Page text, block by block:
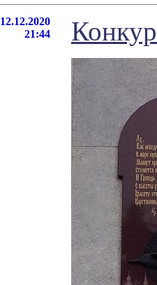
12.12.2020
21:44